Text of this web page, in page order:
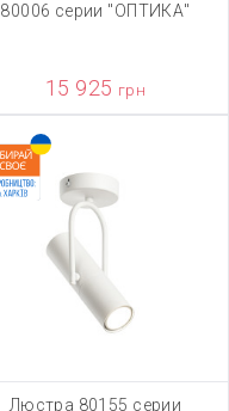
80006 серии "ОПТИКА"
15 925 грн
Люстра 80155 серии